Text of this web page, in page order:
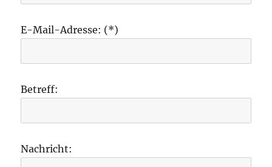
E-Mail-Adresse: (*)
Betreff:
Nachricht: